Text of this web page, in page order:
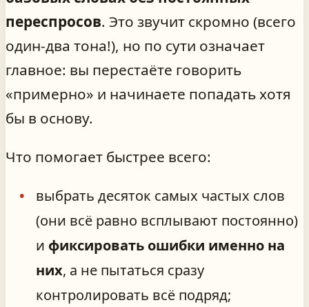
переспросов. Это звучит скромно (всего
один-два тона!), но по сути означает
главное: вы перестаёте говорить
«примерно» и начинаете попадать хотя
бы в основу.
Что помогает быстрее всего:
выбрать десяток самых частых слов
(они всё равно всплывают постоянно)
и фиксировать ошибки именно на
них, а не пытаться сразу
контролировать всё подряд;